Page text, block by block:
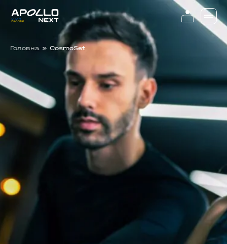
Головна » CosmoSet